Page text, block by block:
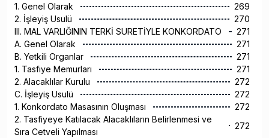
1. Genel Olarak
269
2. İşleyiş Usulü
270
III. MAL VARLIĞININ TERKİ SURETİYLE KONKORDATO
271
A. Genel Olarak
271
B. Yetkili Organlar
271
1. Tasfiye Memurları
271
2. Alacaklılar Kurulu
272
C. İşleyiş Usulü
272
1. Konkordato Masasının Oluşması
272
2. Tasfiyeye Katılacak Alacaklıların Belirlenmesi ve
Sıra Cetveli Yapılması
272